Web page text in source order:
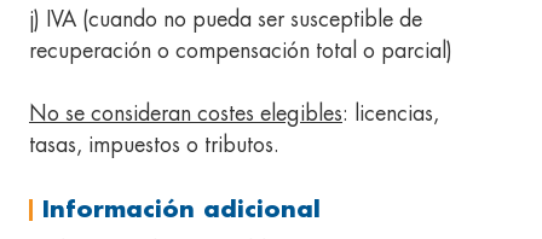
j) IVA (cuando no pueda ser susceptible de
recuperación o compensación total o parcial)
No se consideran costes elegibles: licencias,
tasas, impuestos o tributos.
Información adicional